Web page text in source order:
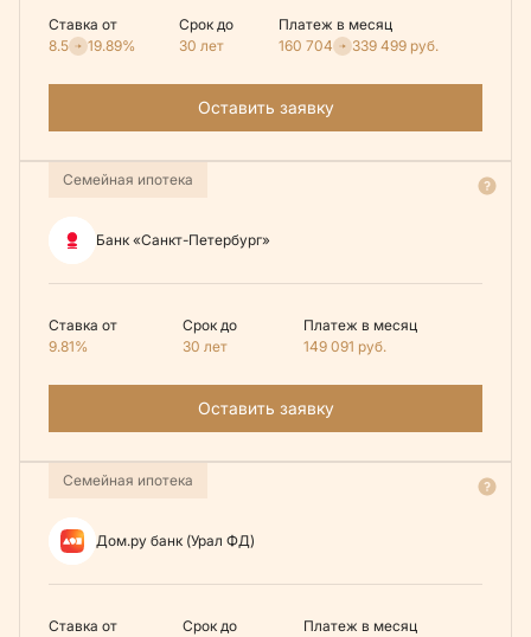
Ставка от
8.5
19.89%
Срок до
30 лет
Платеж в месяц
160 704
339 499 руб.
Оставить заявку
Семейная ипотека
Банк «Санкт-Петербург»
Ставка от
9.81%
Срок до
30 лет
Платеж в месяц
149 091 руб.
Оставить заявку
Семейная ипотека
Дом.ру банк (Урал ФД)
Ставка от
Срок до
Платеж в месяц